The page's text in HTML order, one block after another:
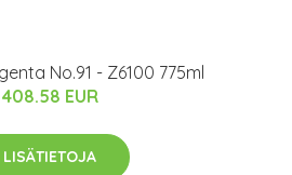
No.91 - Z6100 775ml
408.58 EUR
LISÄTIETOJA